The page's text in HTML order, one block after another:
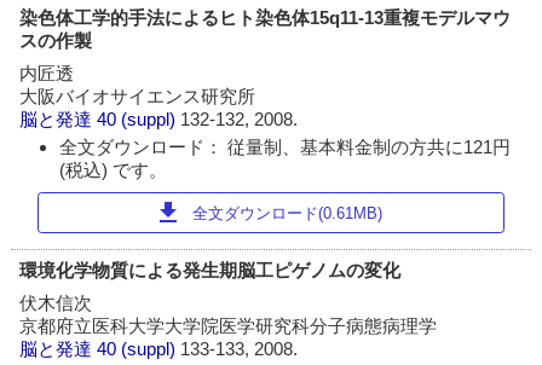
染色体工学的手法によるヒト染色体15q11-13重複モデルマウ
スの作製
内匠透
大阪バイオサイエンス研究所
脳と発達 40 (suppl) 132-132, 2008.
全文ダウンロード： 従量制、基本料金制の方共に121円
(税込) です。
download 全文ダウンロード(0.61MB)
環境化学物質による発生期脳工ピゲノムの変化
伏木信次
京都府立医科大学大学院医学研究科分子病態病理学
脳と発達 40 (suppl) 133-133, 2008.